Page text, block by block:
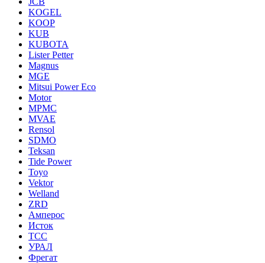
KOGEL
KOOP
KUB
KUBOTA
Lister Petter
Magnus
MGE
Mitsui Power Eco
Motor
MPMC
MVAE
Rensol
SDMO
Teksan
Tide Power
Toyo
Vektor
Welland
ZRD
Амперос
Исток
ТСС
УРАЛ
Фрегат